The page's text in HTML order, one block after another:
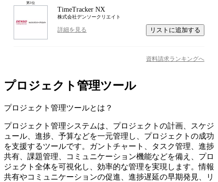
第3位
TimeTracker NX
株式会社デンソークリエイト
詳細を見る リストに追加する
資料請求ランキングへ
プロジェクト管理ツール
プロジェクト管理ツールとは？
プロジェクト管理システムは、プロジェクトの計画、スケジ
ュール、進捗、予算などを一元管理し、プロジェクトの成功
を支援するツールです。ガントチャート、タスク管理、進捗
共有、課題管理、コミュニケーション機能などを備え、プロ
ジェクト全体を可視化し、効率的な管理を実現します。情報
共有やコミュニケーションの促進、進捗遅延の早期発見、リ